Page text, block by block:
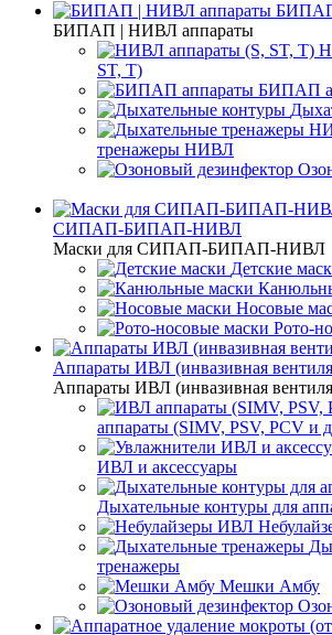
БИПАП | НИВЛ аппараты
ST, T)
БИПАП
тренажеры НИВЛ
СИПАП-БИПАП-НИВЛ
Маски для СИПАП-БИПАП-НИВЛ
Детские
Носовые
Рото-
Аппараты ИВЛ (инвазивная
Аппараты ИВЛ (инвазивная
аппараты (SIMV, PSV, PCV и
ИВЛ и аксессуары
Дыхательные контуры для
тренажеры
Мешки Амбу